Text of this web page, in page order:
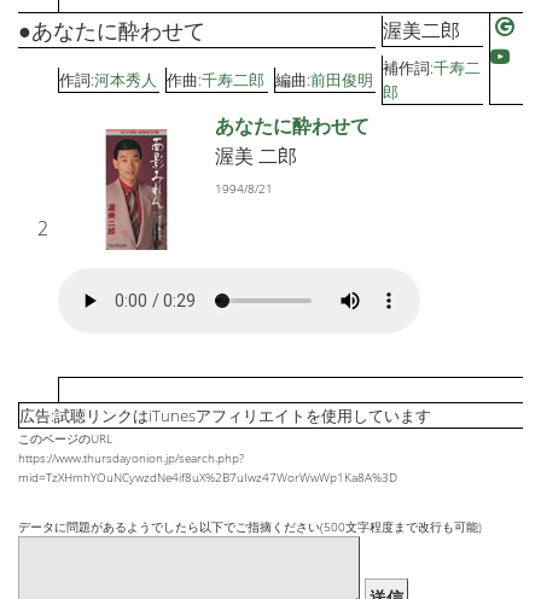
2
●あなたに酔わせて 渥美二郎
作詞:河本秀人 作曲:千寿二郎 編曲:前田俊明
補作詞:千寿二
郎
あなたに酔わせて
渥美 二郎
1994/8/21
広告:試聴リンクはiTunesアフィリエイトを使用しています
このページのURL
https://www.thursdayonion.jp/search.php?
mid=TzXHmhYOuNCywzdNe4if8uX%2B7uIwz47WorWwWp1Ka8A%3D
データに問題があるようでしたら以下でご指摘ください(500文字程度まで改行も可能)